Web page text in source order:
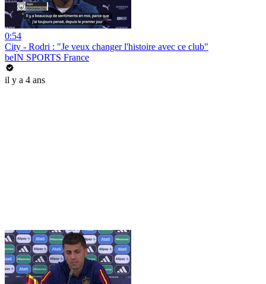
0:54
City - Rodri : "Je veux changer l'histoire avec ce club"
beIN SPORTS France
il y a 4 ans